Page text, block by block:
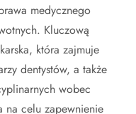
medycznego
Kluczową
która zajmuje
dentystów, a także
wobec
na celu zapewnienie